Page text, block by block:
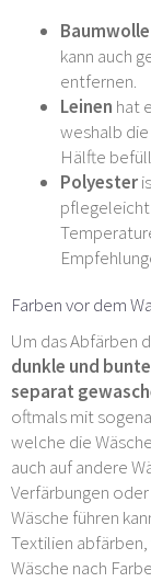
Baumwolle
kann auch
entfernen.
Leinen hat
weshalb
Hälfte
Polyester
pflegeleicht
Farben vor dem
Um das Abfärben
dunkle und
separat
oftmals mit
welche die
auch auf andere
Verfärbungen
Wäsche führen
Textilien
Wäsche nach